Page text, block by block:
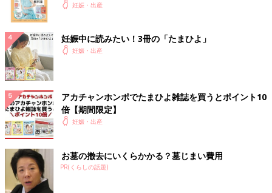
妊娠・出産
妊娠中に読みたい！3冊の「たまひよ」
妊娠・出産
アカチャンホンポでたまひよ雑誌を買うとポイント10
倍【期間限定】
妊娠・出産
お墓の撤去にいくらかかる？墓じまい費用
PR(くらしの話題)